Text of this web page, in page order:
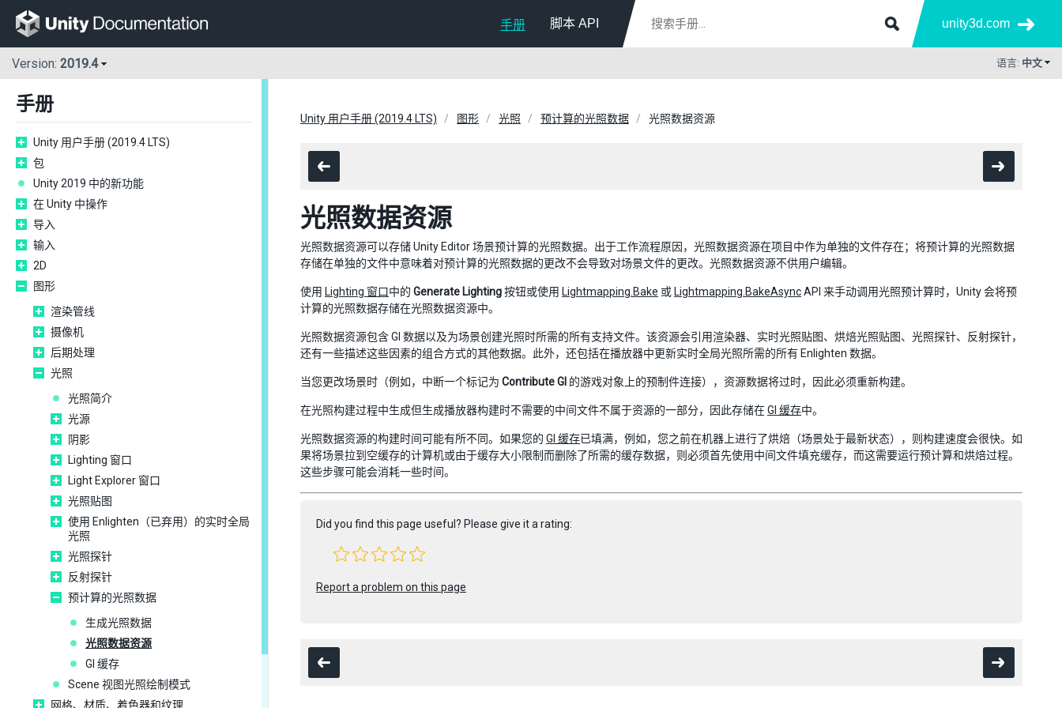
手册 脚本 API unity3d.com
Version: 2019.4 语言: 中文
手册
Unity 用户手册 (2019.4 LTS)
包
Unity 2019 中的新功能
在 Unity 中操作
导入
输入
2D
图形
渲染管线
摄像机
后期处理
光照
光照简介
光源
阴影
Lighting 窗口
Light Explorer 窗口
光照贴图
使用 Enlighten（已弃用）的实时全局
光照
光照探针
反射探针
预计算的光照数据
生成光照数据
光照数据资源
GI 缓存
Scene 视图光照绘制模式
网格、材质、着色器和纹理
Unity 用户手册 (2019.4 LTS) 图形 光照 预计算的光照数据 光照数据资源
光照数据资源
光照数据资源可以存储 Unity Editor 场景预计算的光照数据。出于工作流程原因，光照数据资源在项目中作为单独的文件存在；将预计算的光照数据
存储在单独的文件中意味着对预计算的光照数据的更改不会导致对场景文件的更改。光照数据资源不供用户编辑。
使用 Lighting 窗口中的 Generate Lighting按钮或使用 Lightmapping.Bake 或 Lightmapping.BakeAsyncAPI 来手动调用光照预计算时，Unity 会将预
计算的光照数据存储在光照数据资源中。
光照数据资源包含 GI 数据以及为场景创建光照时所需的所有支持文件。该资源会引用渲染器、实时光照贴图、烘焙光照贴图、光照探针、反射探针，
还有一些描述这些因素的组合方式的其他数据。此外，还包括在播放器中更新实时全局光照所需的所有 Enlighten 数据。
当您更改场景时（例如，中断一个标记为 Contribute GI 的游戏对象上的预制件连接），资源数据将过时，因此必须重新构建。
在光照构建过程中生成但生成播放器构建时不需要的中间文件不属于资源的一部分，因此存储在GI 缓存中。
光照数据资源的构建时间可能有所不同。如果您的 GI 缓存已填满，例如，您之前在机器上进行了烘焙（场景处于最新状态），则构建速度会很快。如
果将场景拉到空缓存的计算机或由于缓存大小限制而删除了所需的缓存数据，则必须首先使用中间文件填充缓存，而这需要运行预计算和烘焙过程。
这些步骤可能会消耗一些时间。
Did you find this page useful? Please give it a rating:
Report a problem on this page